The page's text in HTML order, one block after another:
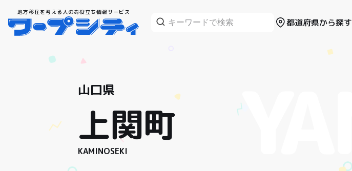
地方移住を考える人のお役立ち情報サービス
都道府県から探す
山口県
上関町
KAMINOSEKI